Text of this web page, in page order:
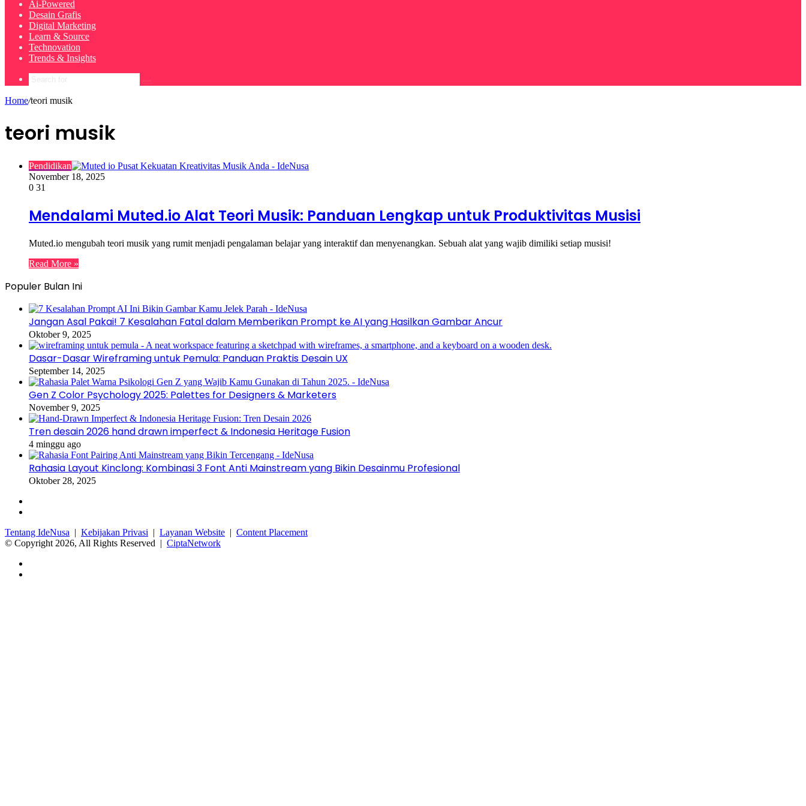
Ai-Powered
Desain Grafis
Digital Marketing
Learn & Source
Technovation
Trends & Insights
Search
Home/teori musik
teori musik
Pendidikan
November 18, 2025
0 31
Mendalami Muted.io Alat Teori Musik: Panduan Lengkap untuk Produktivitas Musisi
Muted.io mengubah teori musik yang rumit menjadi pengalaman belajar yang interaktif dan menyenangkan. Sebuah alat yang wajib dimiliki setiap musisi!
Read More »
Populer Bulan Ini
Jangan Asal Pakai! 7 Kesalahan Fatal dalam Memberikan Prompt ke AI yang Hasilkan Gambar Ancur
Oktober 9, 2025
Dasar-Dasar Wireframing untuk Pemula: Panduan Praktis Desain UX
September 14, 2025
Gen Z Color Psychology 2025: Palettes for Designers & Marketers
November 9, 2025
Tren desain 2026 hand drawn imperfect & Indonesia Heritage Fusion
4 minggu ago
Rahasia Layout Kinclong: Kombinasi 3 Font Anti Mainstream yang Bikin Desainmu Profesional
Oktober 28, 2025
Tentang IdeNusa | Kebijakan Privasi | Layanan Website | Content Placement
© Copyright 2026, All Rights Reserved | CiptaNetwork